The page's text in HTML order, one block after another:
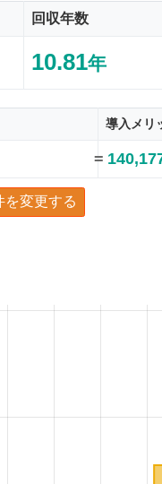
回収年数
10.81年
導入メリ
=
を変更する